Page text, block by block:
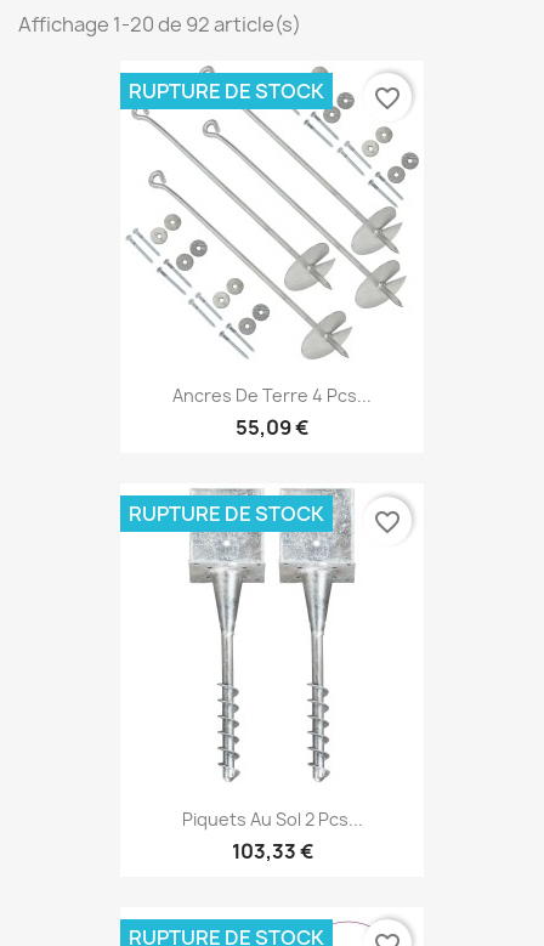
Affichage 1-20 de 92 article(s)
Ancres De Terre 4 Pcs...
55,09 €
RUPTURE DE STOCK favorite_border
Piquets Au Sol 2 Pcs...
103,33 €
RUPTURE DE STOCK favorite_border
RUPTURE DE STOCK